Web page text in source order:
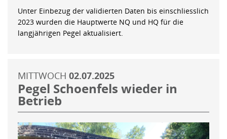
Unter Einbezug der validierten Daten bis einschliesslich
2023 wurden die Hauptwerte NQ und HQ für die
langjährigen Pegel aktualisiert.
MITTWOCH 02.07.2025
Pegel Schoenfels wieder in
Betrieb